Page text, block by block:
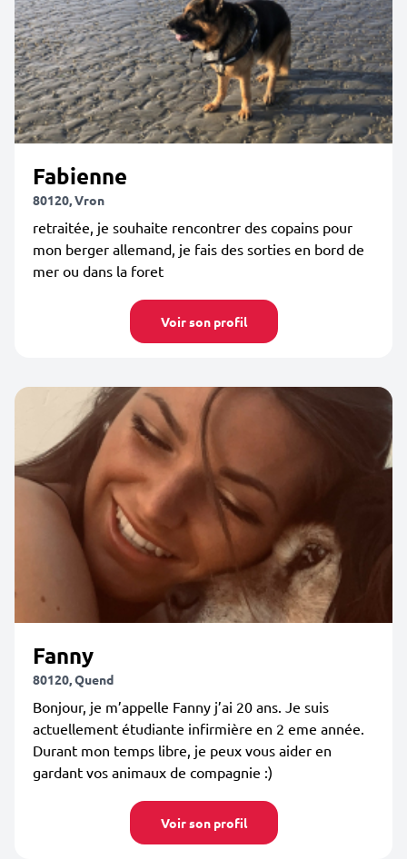
Fabienne
80120, Vron
retraitée, je souhaite rencontrer des copains pour
mon berger allemand, je fais des sorties en bord de
mer ou dans la foret
Voir son profil
Fanny
80120, Quend
Bonjour, je m’appelle Fanny j’ai 20 ans. Je suis
actuellement étudiante infirmière en 2 eme année.
Durant mon temps libre, je peux vous aider en
gardant vos animaux de compagnie :)
Voir son profil